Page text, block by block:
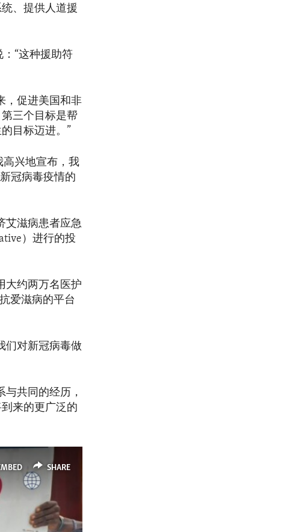
、提供人道援
“这种援助符
，促进美国和非
三个目标是帮
目标迈进。”
高兴地宣布，我
冠病毒疫情的
艾滋病患者应急
）进行的投
大约两万名医护
爱滋病的平台
们对新冠病毒做
共同的经历，
来的更广泛的
SHARE